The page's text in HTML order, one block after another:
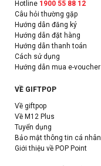
Hotline 1900 55 88 12
Câu hỏi thường gặp
Hướng dẫn đăng ký
Hướng dẫn đặt hàng
Hướng dẫn thanh toán
Cách sử dụng
Hướng dẫn mua e-voucher
VỀ GIFTPOP
Về giftpop
Về M12 Plus
Tuyển dụng
Bảo mật thông tin cá nhân
Giới thiệu về POP Point